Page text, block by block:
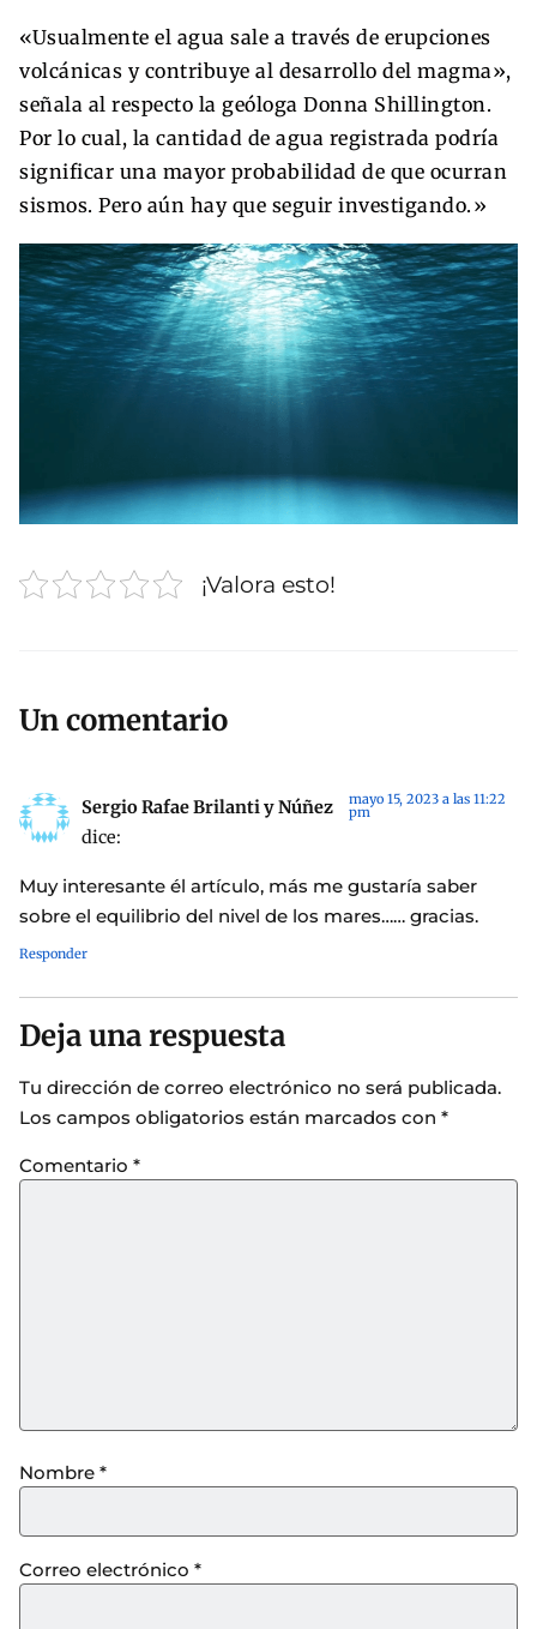
«Usualmente el agua sale a través de erupciones
volcánicas y contribuye al desarrollo del magma»,
señala al respecto la geóloga Donna Shillington.
Por lo cual, la cantidad de agua registrada podría
significar una mayor probabilidad de que ocurran
sismos. Pero aún hay que seguir investigando.»
¡Valora esto!
Un comentario
Sergio Rafae Brilanti y Núñez
dice:
mayo 15, 2023 a las 11:22
pm
Muy interesante él artículo, más me gustaría saber
sobre el equilibrio del nivel de los mares…… gracias.
Responder
Deja una respuesta
Tu dirección de correo electrónico no será publicada.
Los campos obligatorios están marcados con *
Comentario *
Nombre *
Correo electrónico *